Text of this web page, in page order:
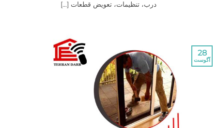
درب، تنظیمات، تعویض قطعات [...]